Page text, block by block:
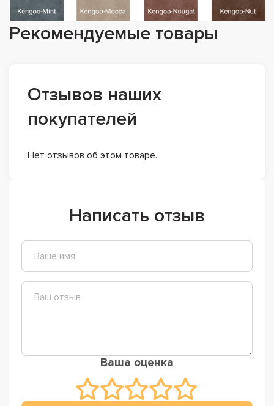
Рекомендуемые товары
Отзывов наших
покупателей
Нет отзывов об этом товаре.
Написать отзыв
Ваша оценка